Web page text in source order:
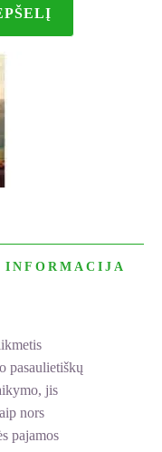
INFORMACIJA
pasaulietiškų
jis
nors
pajamos